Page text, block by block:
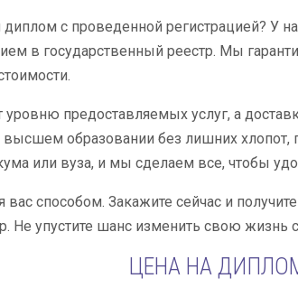
с проведенной регистрацией? У
в государственный реестр. Мы
уровню предоставляемых услуг, а
образовании без лишних хлопот,
или вуза, и мы сделаем все, чтобы
способом. Закажите сейчас и
Не упустите шанс изменить свою
ЦЕНА НА